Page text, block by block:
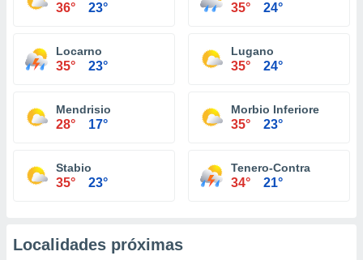
36° 23° 35° 24°
Locarno
35° 23°
Lugano
35° 24°
Mendrisio
28° 17°
Morbio Inferiore
35° 23°
Stabio
35° 23°
Tenero-Contra
34° 21°
Localidades próximas